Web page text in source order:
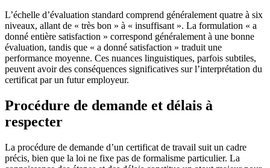
L’échelle d’évaluation standard comprend généralement quatre à six
niveaux, allant de « très bon » à « insuffisant ». La formulation « a
donné entière satisfaction » correspond généralement à une bonne
évaluation, tandis que « a donné satisfaction » traduit une
performance moyenne. Ces nuances linguistiques, parfois subtiles,
peuvent avoir des conséquences significatives sur l’interprétation du
certificat par un futur employeur.
Procédure de demande et délais à
respecter
La procédure de demande d’un certificat de travail suit un cadre
précis, bien que la loi ne fixe pas de formalisme particulier. La